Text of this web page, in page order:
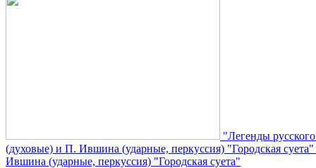
"Легенды
(духовые) и П. Ившина (ударные, перкуссия) "Городская суета"
Ившина (ударные, перкуссия) "Городская суета"